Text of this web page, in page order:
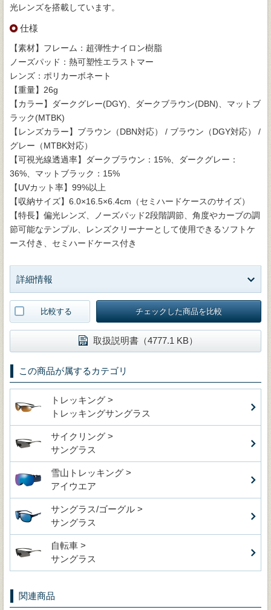
光レンズを搭載しています。
仕様
【素材】フレーム：超弾性ナイロン樹脂
ノーズパッド：熱可塑性エラストマー
レンズ：ポリカーボネート
【重量】26g
【カラー】ダークグレー(DGY)、ダークブラウン(DBN)、マットブ
ラック(MTBK)
【レンズカラー】ブラウン（DBN対応） / ブラウン（DGY対応） /
グレー（MTBK対応）
【可視光線透過率】ダークブラウン：15%、ダークグレー：
36%、マットブラック：15%
【UVカット率】99%以上
【収納サイズ】6.0×16.5×6.4cm（セミハードケースのサイズ）
【特長】偏光レンズ、ノーズパッド2段階調節、角度やカーブの調
節可能なテンプル、レンズクリーナーとして使用できるソフトケ
ース付き、セミハードケース付き
詳細情報
比較する チェックした商品を比較
取扱説明書（4777.1 KB）
この商品が属するカテゴリ
トレッキング >
トレッキングサングラス
サイクリング >
サングラス
雪山トレッキング >
アイウエア
サングラス/ゴーグル >
サングラス
自転車 >
サングラス
関連商品